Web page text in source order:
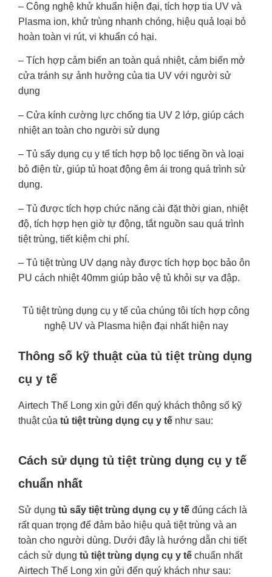
– Công nghệ khử khuẩn hiện đại, tích hợp tia UV và
Plasma ion, khử trùng nhanh chóng, hiệu quả loại bỏ
hoàn toàn vi rút, vi khuẩn có hại.
– Tích hợp cảm biến an toàn quá nhiệt, cảm biến mở
cửa tránh sự ảnh hưởng của tia UV với người sử
dụng
– Cửa kính cường lực chống tia UV 2 lớp, giúp cách
nhiệt an toàn cho người sử dụng
– Tủ sấy dụng cụ y tế tích hợp bộ lọc tiếng ồn và loại
bỏ điện từ, giúp tủ hoạt động êm ái trong quá trình sử
dụng.
– Tủ được tích hợp chức năng cài đặt thời gian, nhiệt
độ, tích hợp hẹn giờ tự động, tắt nguồn sau quá trình
tiệt trùng, tiết kiệm chi phí.
– Tủ tiệt trùng UV dạng này được tích hợp bọc bảo ôn
PU cách nhiệt 40mm giúp bảo vệ tủ khỏi sự va đập.
Tủ tiệt trùng dụng cụ y tế của chúng tôi tích hợp công
nghệ UV và Plasma hiện đại nhất hiện nay
Thông số kỹ thuật của tủ tiệt trùng dụng
cụ y tế
Airtech Thế Long xin gửi đến quý khách thông số kỹ
thuật của tủ tiệt trùng dụng cụ y tế như sau:
Cách sử dụng tủ tiệt trùng dụng cụ y tế
chuẩn nhất
Sử dụng tủ sấy tiệt trùng dụng cụ y tế đúng cách là
rất quan trọng để đảm bảo hiệu quả tiệt trùng và an
toàn cho người dùng. Dưới đây là hướng dẫn chi tiết
cách sử dụng tủ tiệt trùng dụng cụ y tế chuẩn nhất
Airtech Thế Long xin gửi đến quý khách như sau: